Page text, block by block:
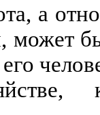
а
может